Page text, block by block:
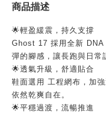
商品描述
🌟輕盈緩震，持久支撐
Ghost 17 採用全新 DNA
彈的腳感，讓長跑與日常
🌟透氣升級，舒適貼合
鞋面選用 工程網布，加
依然乾爽自在。
🌟平穩過渡，流暢推進